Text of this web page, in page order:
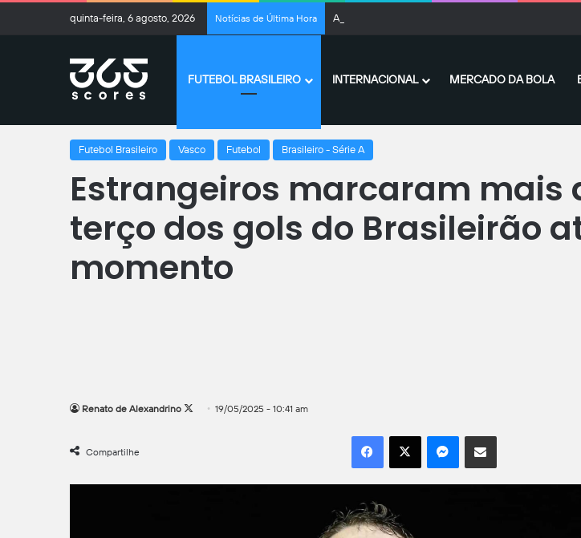
quinta-feira, 6 agosto, 2026 Notícias de Última Hora Adailton projeta nova temporada pelo Yokohama FC
FUTEBOL BRASILEIRO INTERNACIONAL MERCADO DA BOLA
Futebol Brasileiro Vasco Futebol Brasileiro - Série A
Estrangeiros marcaram mais
terço dos gols do Brasileirão
momento
Renato de Alexandrino
Follow19/05/2025 - 10:41 am
Compartilhe
Facebook
X MessengerCompartilhar por e-mail